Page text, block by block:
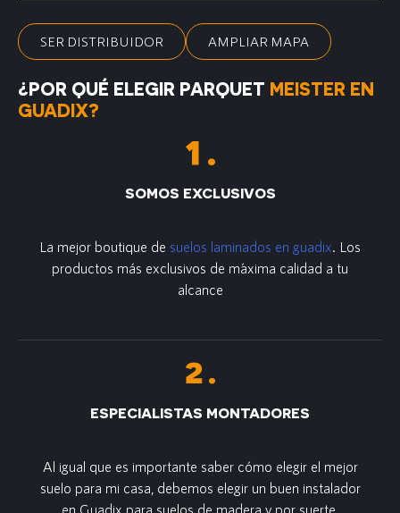
SER DISTRIBUIDOR AMPLIAR MAPA
¿POR QUÉ ELEGIR PARQUET MEISTER EN
GUADIX?
SOMOS EXCLUSIVOS
La mejor boutique de suelos laminados en guadix. Los
productos más exclusivos de m´axima calidad a tu
alcance
ESPECIALISTAS MONTADORES
Al igual que es importante saber cómo elegir el mejor
suelo para mi casa, debemos elegir un buen instalador
en Guadix para suelos de madera y por suerte,